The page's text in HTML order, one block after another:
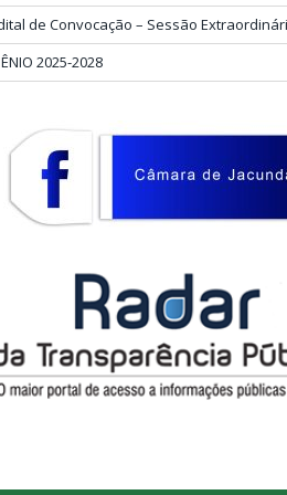
de Convocação – Sessão
2025-2028